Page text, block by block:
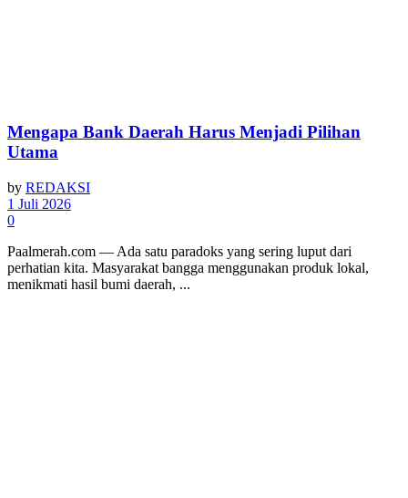
Mengapa Bank Daerah Harus Menjadi Pilihan
Utama
by REDAKSI
1 Juli 2026
0
Paalmerah.com — Ada satu paradoks yang sering luput dari
perhatian kita. Masyarakat bangga menggunakan produk lokal,
menikmati hasil bumi daerah, ...